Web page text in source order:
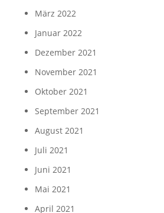
März 2022
Januar 2022
Dezember 2021
November 2021
Oktober 2021
September 2021
August 2021
Juli 2021
Juni 2021
Mai 2021
April 2021